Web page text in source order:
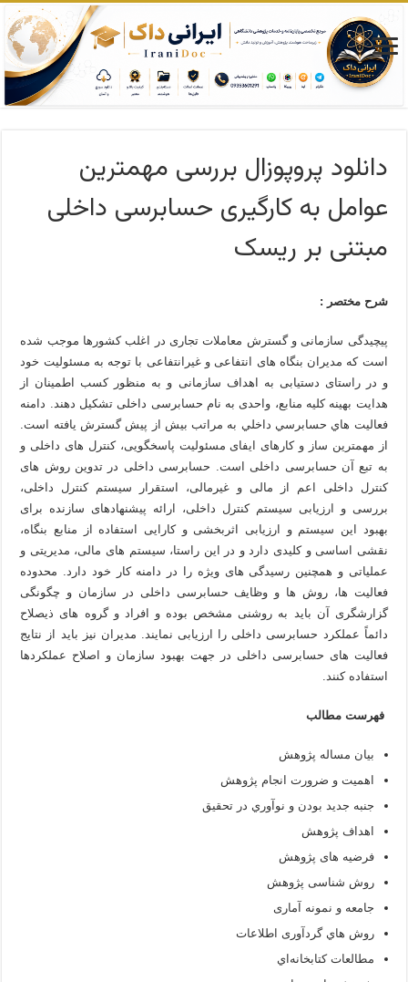
دانلود پروپوزال بررسی مهمترین
عوامل به کارگیری حسابرسی داخلی
مبتنی بر ریسک
شرح مختصر :
پیچیدگی سازمانی و گسترش معاملات تجاری در اغلب کشورها موجب شده
است که مدیران بنگاه های انتفاعی و غیرانتفاعی با توجه به مسئولیت خود
و در راستای دستیابی به اهداف سازمانی و به منظور کسب اطمینان از
هدایت بهینه کلیه منابع، واحدی به نام حسابرسی داخلی تشکیل دهند. دامنه
فعاليت هاي حسابرسي داخلي به مراتب بيش از پيش گسترش يافته است.
از مهمترین ساز و کارهای ایفای مسئولیت پاسخگویی، کنترل های داخلی و
به تبع آن حسابرسی داخلی است. حسابرسی داخلی در تدوین روش های
کنترل داخلی اعم از مالی و غیرمالی، استقرار سیستم کنترل داخلی،
بررسی و ارزیابی سیستم کنترل داخلی، ارائه پیشنهادهای سازنده برای
بهبود این سیستم و ارزیابی اثربخشی و کارایی استفاده از منابع بنگاه،
نقشی اساسی و کلیدی دارد و در این راستا، سیستم های مالی، مدیریتی و
عملیاتی و همچنین رسیدگی های ویژه را در دامنه کار خود دارد. محدوده
فعالیت ها، روش ها و وظایف حسابرسی داخلی در سازمان و چگونگی
گزارشگری آن باید به روشنی مشخص بوده و افراد و گروه های ذیصلاح
دائماً عملکرد حسابرسی داخلی را ارزیابی نمایند. مدیران نیز باید از نتایج
فعالیت های حسابرسی داخلی در جهت بهبود سازمان و اصلاح عملکردها
استفاده کنند.
فهرست مطالب
بیان مساله پژوهش
اهمیت و ضرورت انجام پژوهش
جنبه جديد بودن و نوآوري در تحقيق
اهداف پژوهش
فرضیه های پژوهش
روش شناسی پژوهش
جامعه و نمونه آماری
روش هاي گردآوری اطلاعات
مطالعات کتابخانه‌اي